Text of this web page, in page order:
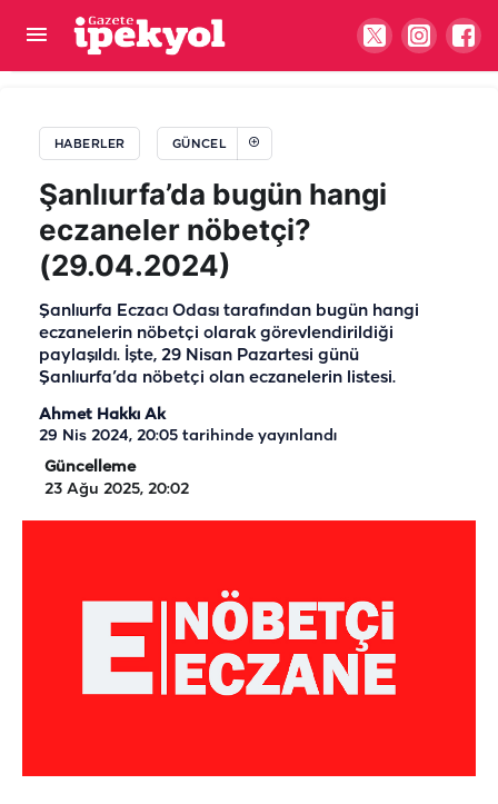
HABERLER GÜNCEL
Şanlıurfa’da bugün hangi
eczaneler nöbetçi?
(29.04.2024)
Şanlıurfa Eczacı Odası tarafından bugün hangi
eczanelerin nöbetçi olarak görevlendirildiği
paylaşıldı. İşte, 29 Nisan Pazartesi günü
Şanlıurfa’da nöbetçi olan eczanelerin listesi.
Ahmet Hakkı Ak
29 Nis 2024, 20:05 tarihinde yayınlandı
Güncelleme
23 Ağu 2025, 20:02
Şanlıurfa’da Kur’an kursu öğrencilerine